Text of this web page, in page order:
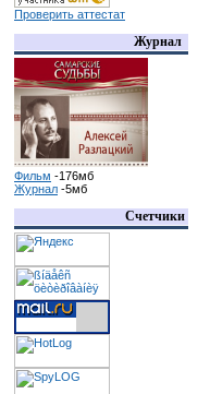
Проверить аттестат
Журнал
Фильм -176мб
Журнал -5мб
Счетчики